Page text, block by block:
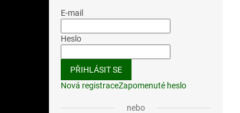
E-mail
Heslo
PŘIHLÁSIT SE
Nová registraceZapomenuté heslo
nebo